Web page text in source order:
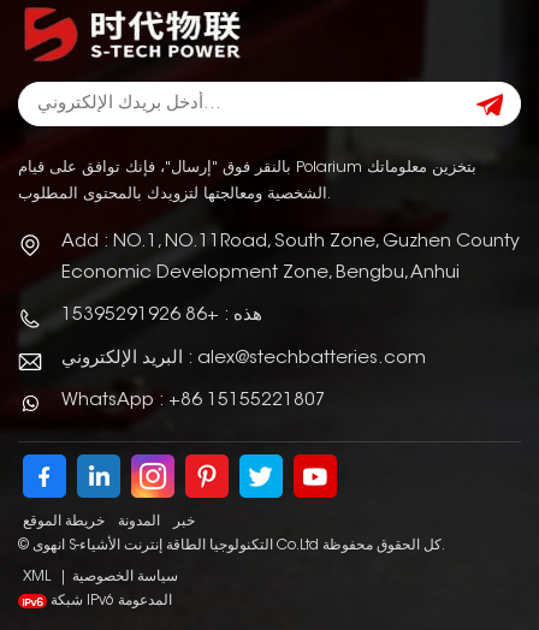
بالنقر فوق "إرسال"، فإنك توافق على قيام Polarium بتخزين معلوماتك
الشخصية ومعالجتها لتزويدك بالمحتوى المطلوب.
Add : NO.1, NO.11Road, South Zone, Guzhen County
Economic Development Zone, Bengbu, Anhui
هذه : +86 15395291926
البريد الإلكتروني : alex@stechbatteries.com
WhatsApp : +86 15155221807
خريطة الموقع المدونة
خبر
© انهوى S-التكنولوجيا الطاقة إنترنت الأشياء Co.Ltd كل الحقوق محفوظة.
XML
سياسة الخصوصية
شبكة IPv6 المدعومة